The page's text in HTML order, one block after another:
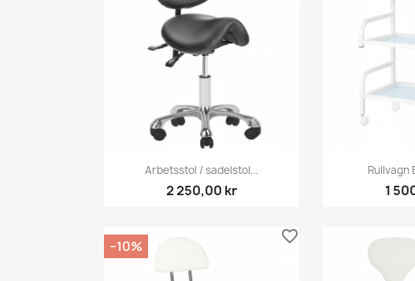
Snabbvy
Arbetsstol / sadelstol...
2 250,00 kr

Rullvagn
1
−10%
favorite_border